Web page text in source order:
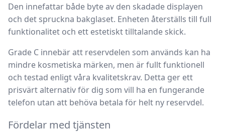
Den innefattar både byte av den skadade displayen
och det spruckna bakglaset. Enheten återställs till full
funktionalitet och ett estetiskt tilltalande skick.
Grade C innebär att reservdelen som används kan ha
mindre kosmetiska märken, men är fullt funktionell
och testad enligt våra kvalitetskrav. Detta ger ett
prisvärt alternativ för dig som vill ha en fungerande
telefon utan att behöva betala för helt ny reservdel.
Fördelar med tjänsten